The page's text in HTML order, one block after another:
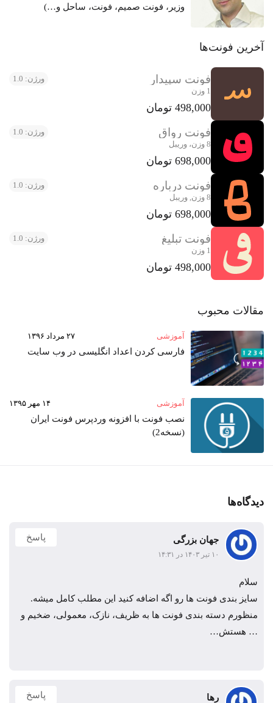
وزیر، فونت صمیم، فونت، ساحل و…)
آخرین فونت‌ها
فونت سپیدار
ورژن: 1.0
1 وزن
498,000 تومان
فونت رواق
ورژن: 1.0
8 وزن، وریبل
698,000 تومان
فونت درباره
ورژن: 1.0
8 وزن, وریبل
698,000 تومان
فونت تبلیغ
ورژن: 1.0
1 وزن
498,000 تومان
مقالات محبوب
آموزشی ۲۷ مرداد ۱۳۹۶
فارسی کردن اعداد انگلیسی در وب‌ سایت
آموزشی ۱۴ مهر ۱۳۹۵
نصب فونت با افزونه وردپرس فونت ایران
(نسخه2)
دیدگاه‌ها
جهان بزرگی
۱۰ تیر ۱۴۰۳ در ۱۴:۳۱
پاسخ
سلام
سایز بندی فونت ها رو اگه اضافه کنید این مطلب کامل میشه.
منظورم دسته بندی فونت ها به ظریف، نازک، معمولی، ضخیم و
… هستش…
رها پاسخ